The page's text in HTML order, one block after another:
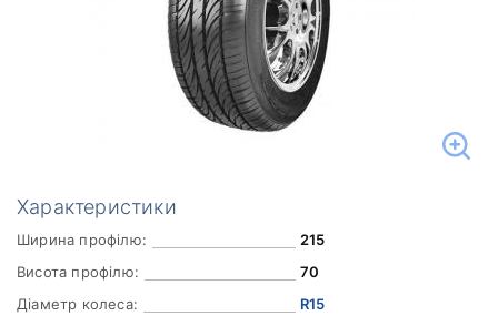
Характеристики
Ширина профілю:
215
Висота профілю:
70
Діаметр колеса:
R15